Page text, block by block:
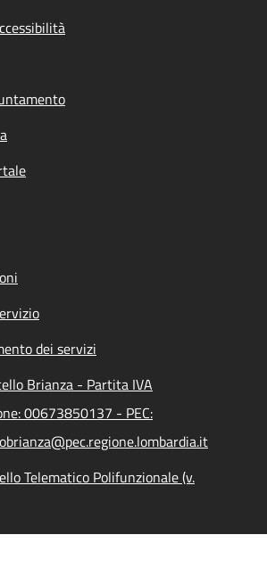
dei servizi
Brianza - Partita IVA
00673850137 - PEC:
Telematico Polifunzionale (v.